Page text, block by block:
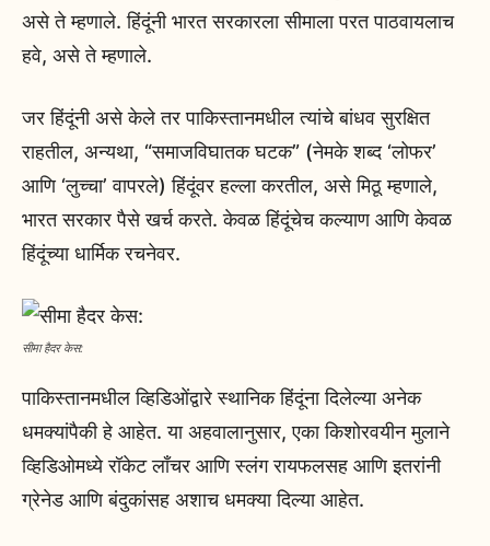
असे ते म्हणाले. हिंदूंनी भारत सरकारला सीमाला परत पाठवायलाच
हवे, असे ते म्हणाले.
जर हिंदूंनी असे केले तर पाकिस्तानमधील त्यांचे बांधव सुरक्षित
राहतील, अन्यथा, “समाजविघातक घटक” (नेमके शब्द ‘लोफर’
आणि ‘लुच्चा’ वापरले) हिंदूंवर हल्ला करतील, असे मिठू म्हणाले,
भारत सरकार पैसे खर्च करते. केवळ हिंदूंचेच कल्याण आणि केवळ
हिंदूंच्या धार्मिक रचनेवर.
सीमा हैदर केस:
पाकिस्तानमधील व्हिडिओंद्वारे स्थानिक हिंदूंना दिलेल्या अनेक
धमक्यांपैकी हे आहेत. या अहवालानुसार, एका किशोरवयीन मुलाने
व्हिडिओमध्ये रॉकेट लाँचर आणि स्लंग रायफलसह आणि इतरांनी
ग्रेनेड आणि बंदुकांसह अशाच धमक्या दिल्या आहेत.